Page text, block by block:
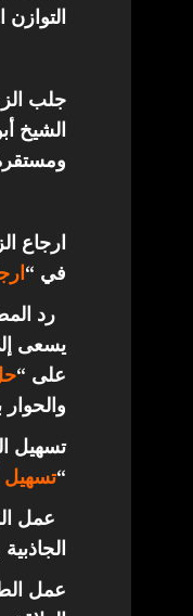
التوازن
جلب
الشيخ
ارجاع
في “
رد
يسعى
على “
تسهيل
“
عمل
عمل